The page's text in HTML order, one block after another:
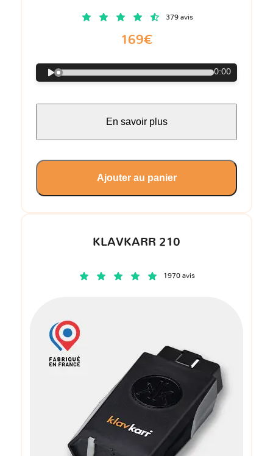
KLAVKARR 210
1970 avis
379 avis
169€
0:00
En savoir plus
Ajouter au panier